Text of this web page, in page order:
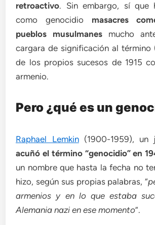
retroactivo. Sin embargo, sí que
como genocidio masacres
pueblos musulmanesmucho
cargara de significación al término
de los propios sucesos de 1915
armenio.
Pero ¿qué es un
Raphael Lemkin(1900-1959), un
acuñó el término “genocidio” en
un nombre que hasta la fecha no
hizo, según sus propias palabras, “
armenios y en lo que estaba
Alemania nazi en ese momento”.